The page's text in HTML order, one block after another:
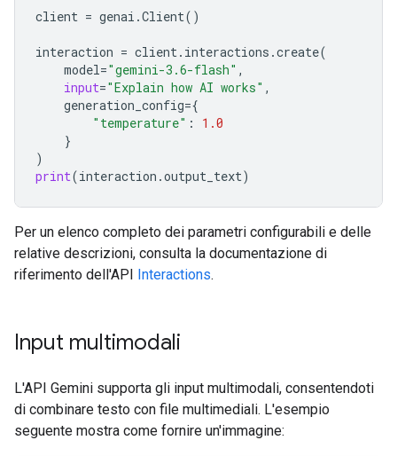
client = genai .Client()
interaction = client. interactions .create(
model="gemini-3.6-flash" ,
input="Explain how AI works" ,
generation_config={
"temperature" :
1.0
}
)
print(interaction .output_text)
Per un elenco completo dei parametri configurabili e delle
relative descrizioni, consulta la documentazione di
riferimento dell'API Interactions.
Input multimodali
L'API Gemini supporta gli input multimodali, consentendoti
di combinare testo con file multimediali. L'esempio
seguente mostra come fornire un'immagine: